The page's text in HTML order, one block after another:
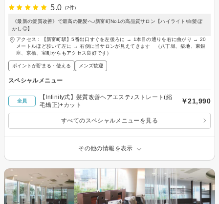
5.0
(2件)
《最新の髪質改善》で最高の艶髪へ♪新富町No1の高品質サロン【ハイライト/白髪ぼ
かし◎】
アクセス：【新富町駅】5番出口すぐを左後ろに → 1本目の通りを右に曲がり → 20
メートルほど歩いて左に → 右側に当サロンが見えてきます （八丁堀、築地、東銀
座、京橋、宝町からもアクセス良好です）
ポイントが貯まる・使える メンズ歓迎
スペシャルメニュー
全員
【Infinity式】髪質改善ヘアエステ♪ストレート(縮
毛矯正)+カット
￥21,990
すべてのスペシャルメニューを見る
その他の情報を表示